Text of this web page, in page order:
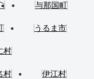
与那国町
うるま市
村
村 伊江村